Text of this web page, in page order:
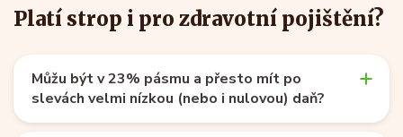
Platí strop i pro zdravotní pojištění?
Můžu být v 23% pásmu a přesto mít po
slevách velmi nízkou (nebo i nulovou) daň?